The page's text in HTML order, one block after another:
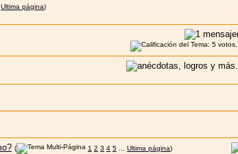
Ultima página)
( 1 2 3 4 5 Ultima página)